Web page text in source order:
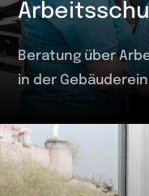
Beratung über
in der